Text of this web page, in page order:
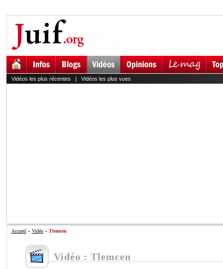
Vidéos les plus récentes | Vidéos les plus vues
Accueil » Vidéo» Tlemcen
Vidéo : Tlemcen